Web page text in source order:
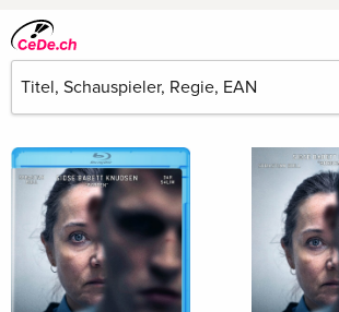
Gustav Möller als Regisseur/in
Alle 14 Treffer anzeigen